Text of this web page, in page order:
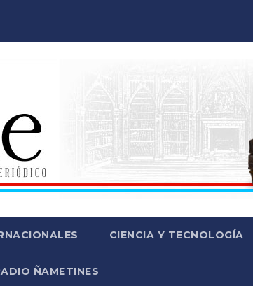
CIENCIA Y TECNOLOGÍA
ÑAMETINES